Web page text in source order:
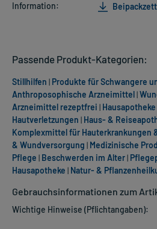
Information:
Gebrauchsinformationen zum
Wichtige Hinweise (Pflichtangaben):
Passende Produkt-Kategorien:
Stillhilfen | Produkte für Schwangere
Anthroposophische Arzneimittel|
Arzneimittel rezeptfrei |
Hautverletzungen | Haus- &
Komplexmittel für Hauterkrankungen
& Wundversorgung | Medizinische
Pflege | Beschwerden im Alter|
Hausapotheke | Natur- &